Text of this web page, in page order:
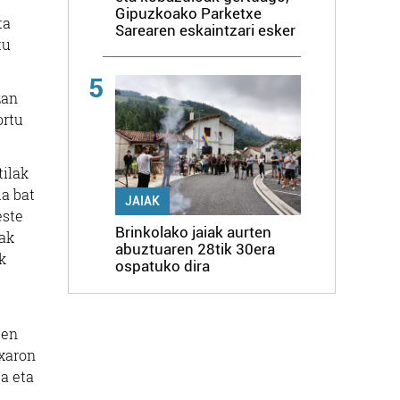
bat
eta
Gipuzkoako Parketxe
Sarearen eskaintzari esker
5
JAIAK
Brinkolako jaiak aurten
abuztuaren 28tik 30era
ospatuko dira